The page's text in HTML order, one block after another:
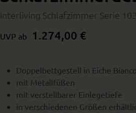
Interliving Schlafzimmer Serie
UVP ab 1.274,00 €
Doppelbettgestell in Eiche
mit Metallfüßen
mit verstellbarer Einlegetiefe
in verschiedenen Größen